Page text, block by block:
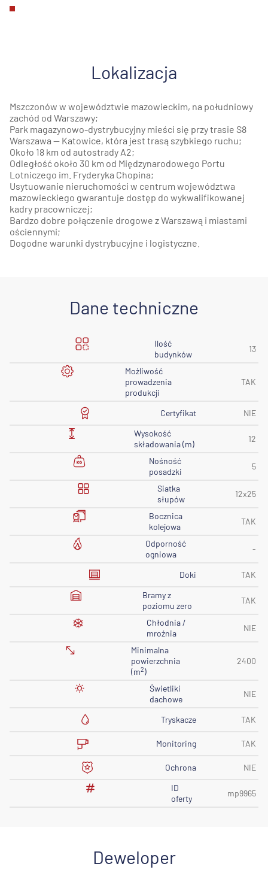
Lokalizacja
Mszczonów w województwie mazowieckim, na południowy
zachód od Warszawy;
Park magazynowo-dystrybucyjny mieści się przy trasie S8
Warszawa — Katowice, która jest trasą szybkiego ruchu;
Około 18 km od autostrady A2;
Odległość około 30 km od Międzynarodowego Portu
Lotniczego im. Fryderyka Chopina;
Usytuowanie nieruchomości w centrum województwa
mazowieckiego gwarantuje dostęp do wykwalifikowanej
kadry pracowniczej;
Bardzo dobre połączenie drogowe z Warszawą i miastami
ościennymi;
Dogodne warunki dystrybucyjne i logistyczne.
Dane techniczne
Ilość
budynków
13
Możliwość
prowadzenia
produkcji
TAK
Certyfikat
NIE
Wysokość
składowania (m)
12
Nośność
posadzki
5
Siatka
słupów
12x25
Bocznica
kolejowa
TAK
Odporność
ogniowa
-
Doki
TAK
Bramy z
poziomu zero
TAK
Chłodnia /
mroźnia
NIE
Minimalna
powierzchnia
(m2)
2400
Świetliki
dachowe
NIE
Tryskacze TAK
Monitoring TAK
Ochrona
NIE
ID
oferty
mp9965
Deweloper